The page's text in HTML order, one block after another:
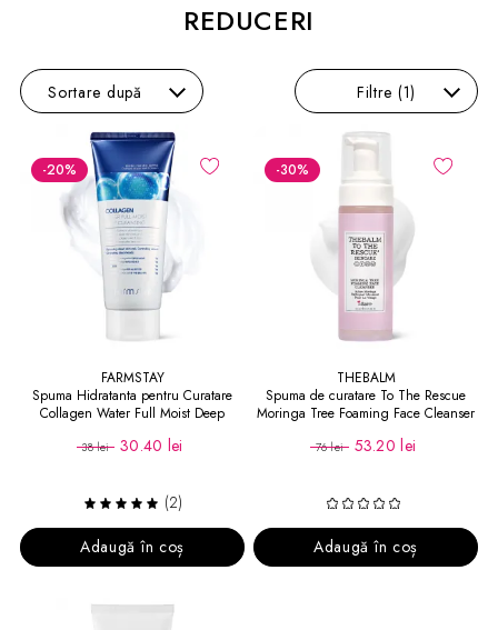
REDUCERI
Sortare după Filtre (1)
-20%
FARMSTAY
Spuma Hidratanta pentru Curatare
Collagen Water Full Moist Deep
38 lei 30.40 lei
(2)
Adaugă în coș
-30%
THEBALM
Spuma de curatare To The Rescue
Moringa Tree Foaming Face Cleanser
76 lei 53.20 lei
Adaugă în coș